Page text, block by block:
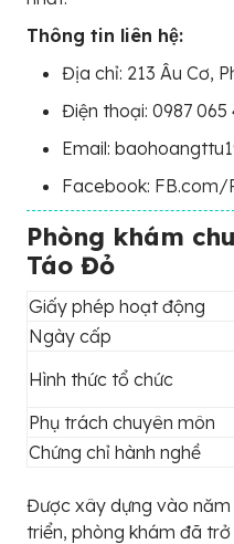
Thông tin liên hệ:
Địa chỉ: 213 Âu Cơ,
Điện thoại: 0987 065
Email:
Facebook: FB.com/
Phòng khám
Táo Đỏ
Giấy phép hoạt động
Ngày cấp
Hình thức tổ chức
Phụ trách chuyên môn
Chứng chỉ hành nghề
Được xây dựng vào năm
triển, phòng khám đã